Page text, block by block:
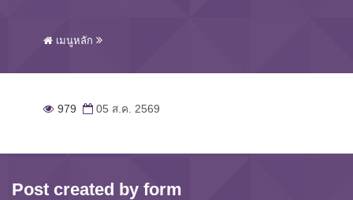
เมนูหลัก
979 05 ส.ค. 2569
Post created by form